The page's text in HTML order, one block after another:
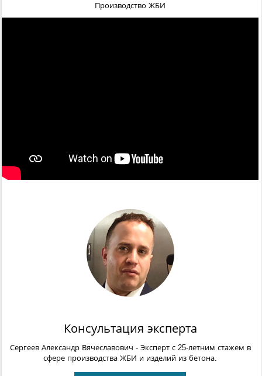
Производство ЖБИ
Консультация эксперта
Сергеев Александр Вячеславович - Эксперт с 25-летним стажем в
сфере производства ЖБИ и изделий из бетона.